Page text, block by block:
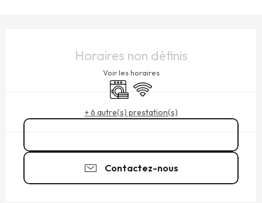
Horaires non définis
Voir les horaires
Lave linge
WiFi
+ 6 autre(s) prestation(s)
Contactez-nous